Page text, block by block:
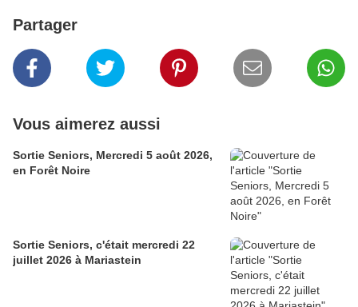
Partager
Vous aimerez aussi
Sortie Seniors, Mercredi 5 août 2026,
en Forêt Noire
Sortie Seniors, c'était mercredi 22
juillet 2026 à Mariastein